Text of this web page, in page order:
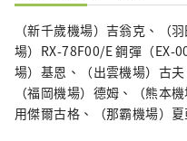
（新千歲機場）吉翁克、（
場）RX-78F00/E 鋼彈（EX-
場）基恩、（出雲機場）古
（福岡機場）德姆、（熊本
用傑爾古格、（那霸機場）夏